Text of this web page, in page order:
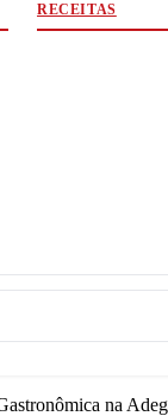
RECEITAS
na